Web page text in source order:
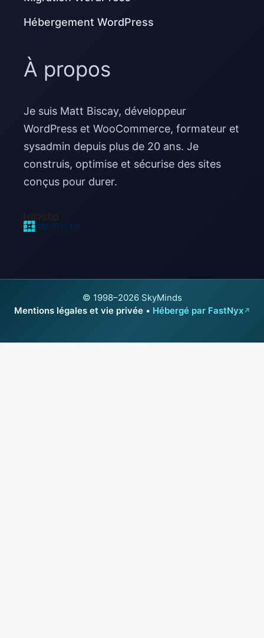
Hébergement WordPress
À propos
Je suis Matt Biscay, développeur
WordPress et WooCommerce, formateur et
sysadmin depuis plus de 20 ans. Je
construis, optimise et sécurise des sites
conçus pour durer.
© 1998–2026 SkyMinds
Mentions légales et vie privée • Hébergé par FastNyx